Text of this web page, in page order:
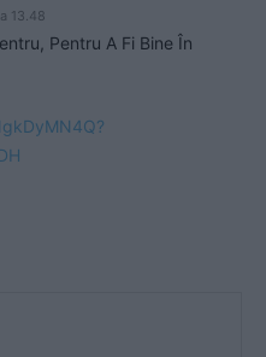
13.48
Pentru A Fi Bine În